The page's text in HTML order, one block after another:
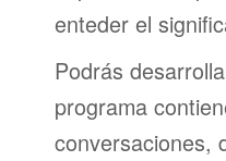
enteder el
Podrás
programa
conversaciones,